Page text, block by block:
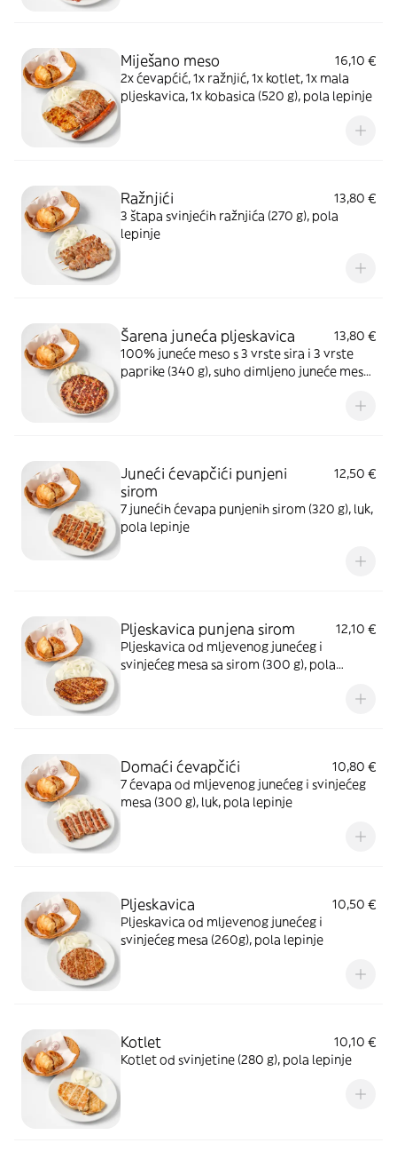
Miješano meso
16,10 €
2x ćevapćić, 1x ražnjić, 1x kotlet, 1x mala
pljeskavica, 1x kobasica (520 g), pola lepinje
Ražnjići
13,80 €
3 štapa svinjećih ražnjića (270 g), pola
lepinje
Šarena juneća pljeskavica
13,80 €
100% juneće meso s 3 vrste sira i 3 vrste
paprike (340 g), suho dimljeno juneće meso,
Juneći ćevapčići punjeni
sirom
12,50 €
7 junećih ćevapa punjenih sirom (320 g), luk,
pola lepinje
Pljeskavica punjena sirom
12,10 €
Pljeskavica od mljevenog junećeg i
svinjećeg mesa sa sirom (300 g), pola
Domaći ćevapčići
10,80 €
7 ćevapa od mljevenog junećeg i svinjećeg
mesa (300 g), luk, pola lepinje
Pljeskavica
10,50 €
Pljeskavica od mljevenog junećeg i
svinjećeg mesa (260g), pola lepinje
Kotlet
10,10 €
Kotlet od svinjetine (280 g), pola lepinje